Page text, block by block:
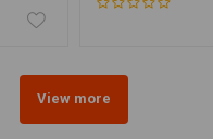
AS/NZS 2210.3:2009 en EN
View more